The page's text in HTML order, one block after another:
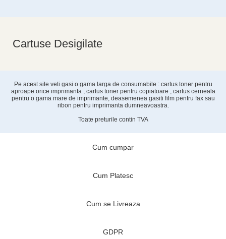
Cartuse Desigilate
Pe acest site veti gasi o gama larga de consumabile : cartus toner pentru
aproape orice imprimanta , cartus toner pentru copiatoare , cartus cerneala
pentru o gama mare de imprimante, deasemenea gasiti film pentru fax sau
ribon pentru imprimanta dumneavoastra.
Toate preturile contin TVA
Cum cumpar
Cum Platesc
Cum se Livreaza
GDPR